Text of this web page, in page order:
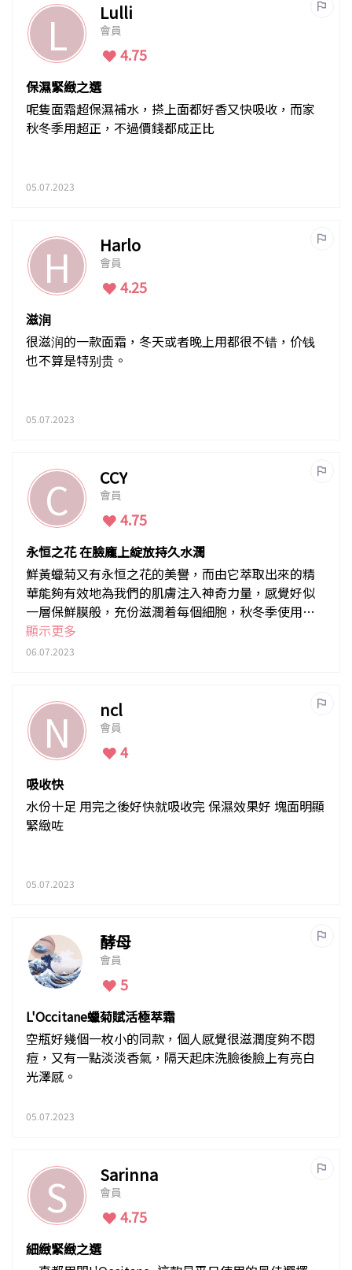
L Lulli
會員
4.75
保濕緊緻之選
呢隻面霜超保濕補水，搽上面都好香又快吸收，而家
秋冬季用超正，不過價錢都成正比
05.07.2023
H Harlo
會員
4.25
滋润
很滋润的一款面霜，冬天或者晚上用都很不错，价钱
也不算是特别贵。
05.07.2023
C CCY
會員
4.75
永恒之花 在臉龐上綻放持久水潤
鮮黃蠟菊又有永恒之花的美譽，而由它萃取出來的精
華能夠有效地為我們的肌膚注入神奇力量，感覺好似
一層保鮮膜般，充份滋潤着每個細胞，秋冬季使用尤
其適合。
顯示更多
06.07.2023
N ncl
會員
4
吸收快
水份十足 用完之後好快就吸收完 保濕效果好 塊面明顯
緊緻咗
05.07.2023
酵母
會員
5
L'Occitane蠟菊賦活極萃霜
空瓶好幾個一枚小的同款，個人感覺很滋潤度夠不悶
痘，又有一點淡淡香氣，隔天起床洗臉後臉上有亮白
光澤感。
05.07.2023
S Sarinna
會員
4.75
細緻緊緻之選